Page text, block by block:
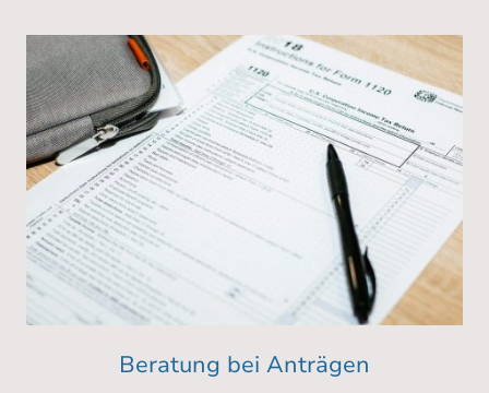
Beratung bei Anträgen